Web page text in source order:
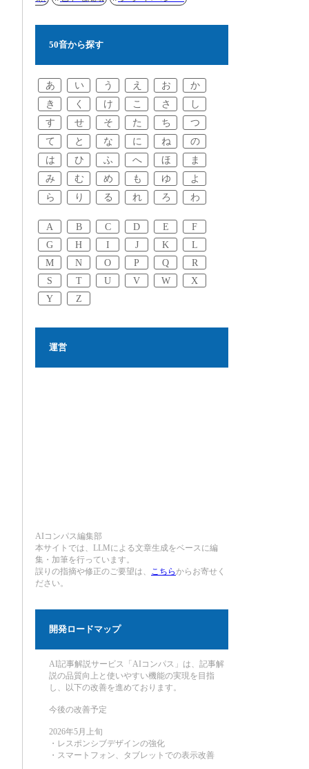
50音から探す
あ い う え お
か
き
く け こ さ
し
す
せ そ た ち
つ
て
と な に ね
の
は
ひ ふ へ ほ
ま
み
む め も ゆ
よ
ら
り る れ ろ わ
A B C D E
F
G
H I J K
L
M
N O P Q
R
S
T U V W
X
Y
Z
運営
AIコンパス編集部
本サイトでは、LLMによる文章生成をベースに編
集・加筆を行っています。
誤りの指摘や修正のご要望は、 こちらからお寄せく
ださい。
開発ロードマップ
AI記事解説サービス「AIコンパス」は、記事解
説の品質向上と使いやすい機能の実現を目指
し、以下の改善を進めております。
今後の改善予定
2026年5月上旬
・レスポンシブデザインの強化
・スマートフォン、タブレットでの表示改善